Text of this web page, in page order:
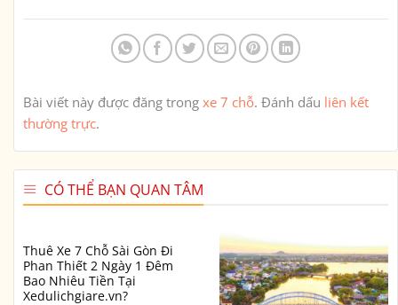
Bài viết này được đăng trong xe 7 chỗ. Đánh dấu liên kết
thường trực.
CÓ THỂ BẠN QUAN TÂM
Thuê Xe 7 Chỗ Sài Gòn Đi
Phan Thiết 2 Ngày 1 Đêm
Bao Nhiêu Tiền Tại
Xedulichgiare.vn?